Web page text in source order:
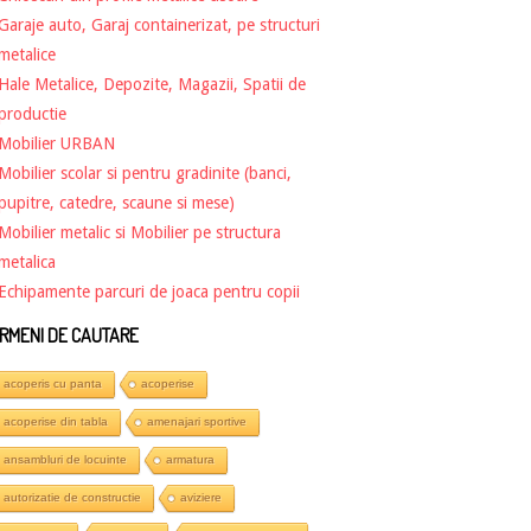
auto, Garaj containerizat, pe structuri
Metalice, Depozite, Magazii, Spatii de
URBAN
scolar si pentru gradinite (banci,
catedre, scaune si mese)
metalic si Mobilier pe structura
parcuri de joaca pentru copii
DE CAUTARE
acoperis cu panta acoperise
acoperise din tabla amenajari sportive
ansambluri de locuinte armatura
autorizatie de constructie aviziere